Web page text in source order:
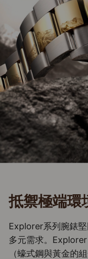
抵禦極端環
Explorer系列腕錶
多元需求。
（蠔式鋼與黃金的